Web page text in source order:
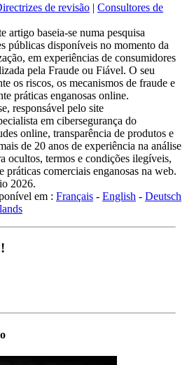
de revisão | Consultores de
artigo baseia-se numa pesquisa
públicas disponíveis no momento da
em experiências de consumidores
pela Fraude ou Fiável. O seu
os riscos, os mecanismos de fraude e
práticas enganosas online.
responsável pelo site
em cibersegurança do
online, transparência de produtos e
de 20 anos de experiência na análise
ocultos, termos e condições ilegíveis,
práticas comerciais enganosas na web.
2026.
em : Français - English - Deutsch